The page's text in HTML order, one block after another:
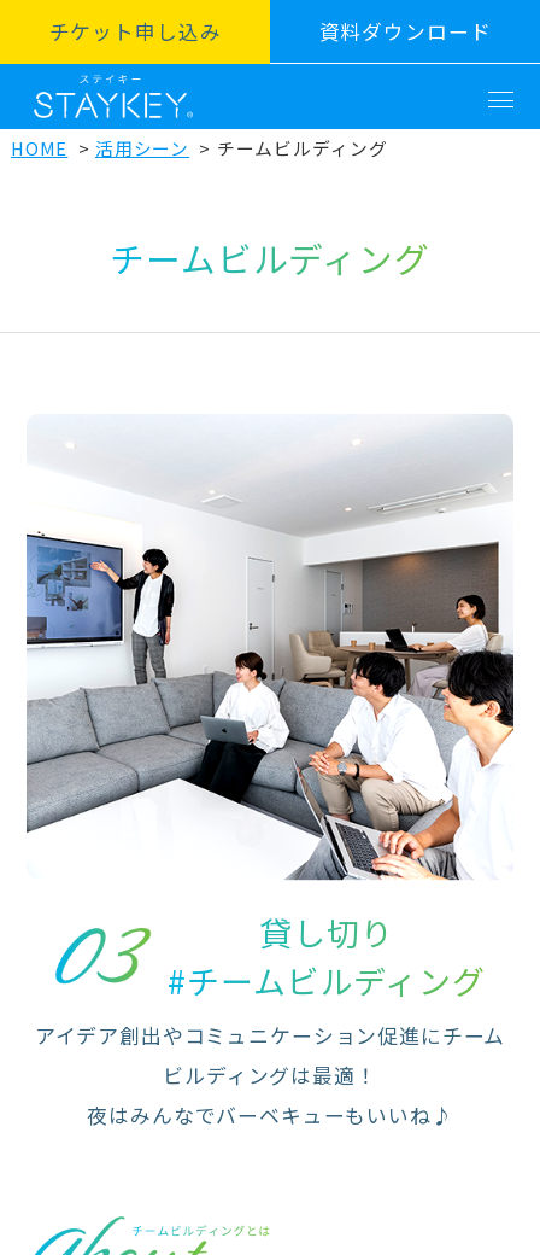
チケット申し込み 資料ダウンロード
HOME 活用シーン チームビルディング
チームビルディング
貸し切り
#チームビルディング
アイデア創出やコミュニケーション促進にチーム
ビルディングは最適！
夜はみんなでバーベキューもいいね♪